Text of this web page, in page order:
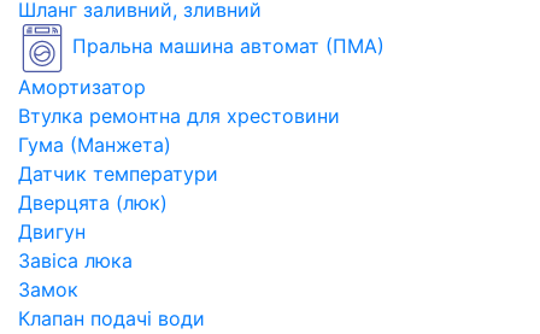
Шланг заливний, зливний
Пральна машина автомат (ПМА)
Амортизатор
Втулка ремонтна для хрестовини
Гума (Манжета)
Датчик температури
Дверцята (люк)
Двигун
Завіса люка
Замок
Клапан подачі води